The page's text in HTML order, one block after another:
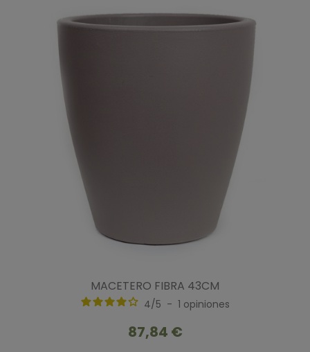
MACETERO FIBRA 43CM
4/5 - 1 opiniones
87,84 €